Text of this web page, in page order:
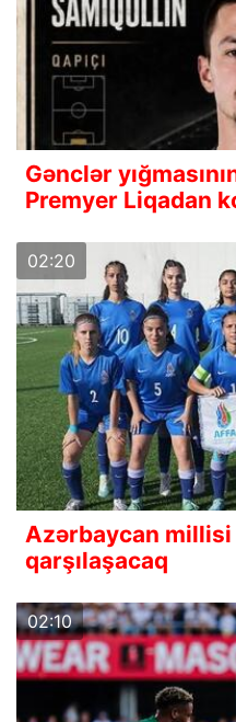
Gənclər
Premyer Liqadan
02:20
Azərbaycan
qarşılaşacaq
02:10